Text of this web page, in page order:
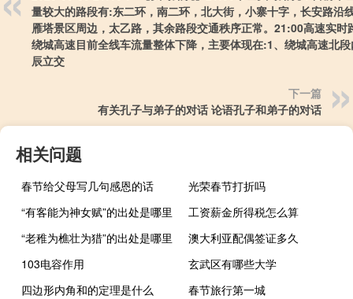
量较大的路段有:东二环，南二环，北大街，小寨十字，长安路沿
雁塔景区周边，太乙路，其余路段交通秩序正常。21:00高速实时
绕城高速目前全线车流量整体下降，主要体现在:1、绕城高速北
辰立交 ​​​
下一篇
有关孔子与弟子的对话 论语孔子和弟子的对话
相关问题
春节给父母写几句感恩的话
光荣春节打折吗
“有客能为神女赋”的出处是哪里
工资薪金所得税怎么算
“老稚为樵壮为猎”的出处是哪里
澳大利亚配偶签证多久
103电容作用
玄武区有哪些大学
四边形内角和的定理是什么
春节旅行第一城